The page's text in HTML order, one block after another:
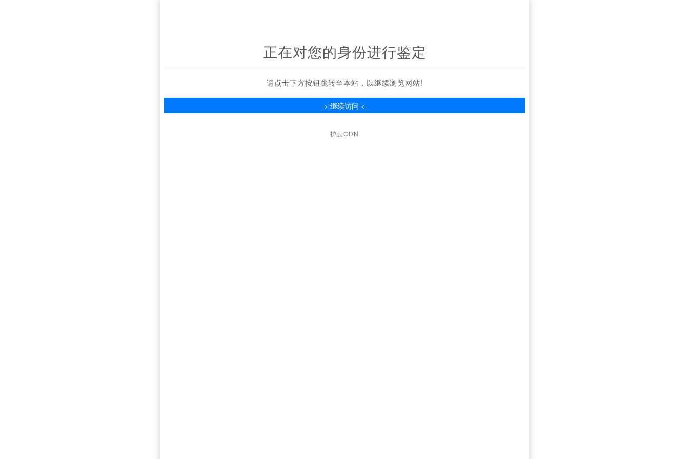
正在对您的身份进行鉴定
请点击下方按钮跳转至本站，以继续浏览网站!
护云CDN